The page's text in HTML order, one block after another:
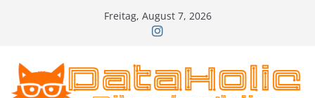
Freitag, August 7, 2026